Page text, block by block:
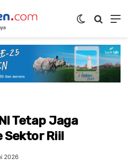
Switch skin
Tetap Jaga
Sektor Riil
2026